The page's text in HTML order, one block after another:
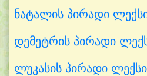
ნატალის პირადი
დემეტრის პირადი
ლუკასის პირადი